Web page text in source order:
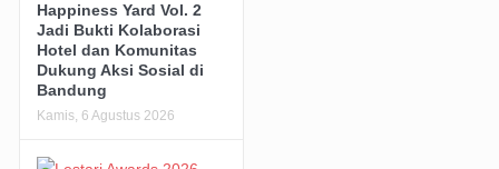
Happiness Yard Vol. 2
Jadi Bukti Kolaborasi
Hotel dan Komunitas
Dukung Aksi Sosial di
Bandung
Kamis, 6 Agustus 2026